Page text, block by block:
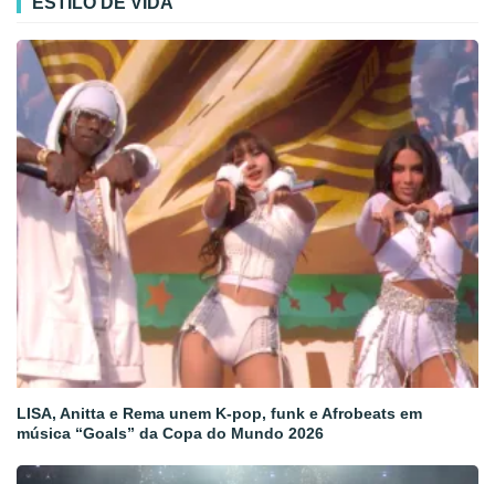
LISA, Anitta e Rema unem K-pop, funk e Afrobeats em
música “Goals” da Copa do Mundo 2026